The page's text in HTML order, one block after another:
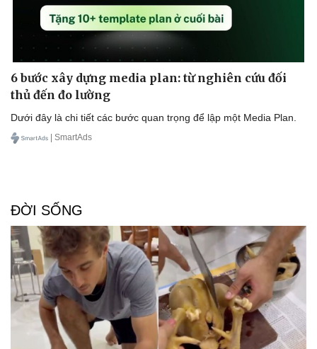
Thế giới thể thao
eSports
Hậu trường
6 bước xây dựng media plan: từ nghiên cứu đối
thủ đến đo lường
Dưới đây là chi tiết các bước quan trọng để lập một Media Plan.
| SmartAds
ĐỜI SỐNG